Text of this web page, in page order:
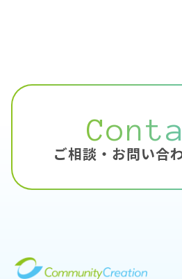
ご相談・お問い合